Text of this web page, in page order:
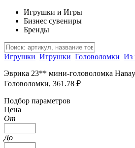
Игрушки и Игры
Бизнес сувениры
Бренды
Игрушки Игрушки Головоломки Из
Эврика 23** мини-головоломка
Головоломки, 361.78 ₽
Подбор параметров
Цена
От
До